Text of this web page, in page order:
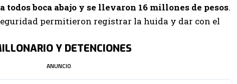
boca abajo y se llevaron 16 millones de pesos.
permitieron registrar la huida y dar con el
Y DETENCIONES
ANUNCIO